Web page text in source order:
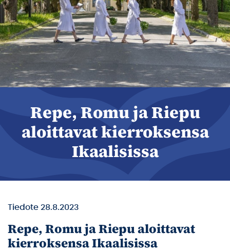
Repe, Romu ja Riepu
aloittavat kierroksensa
Ikaalisissa
Tiedote 28.8.2023
Repe, Romu ja Riepu aloittavat
kierroksensa Ikaalisissa